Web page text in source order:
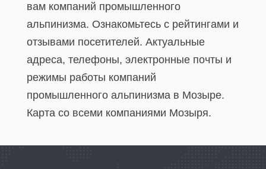
вам компаний промышленного
альпинизма. Ознакомьтесь с рейтингами и
отзывами посетителей. Актуальные
адреса, телефоны, электронные почты и
режимы работы компаний
промышленного альпинизма в Мозыре.
Карта со всеми компаниями Мозыря.